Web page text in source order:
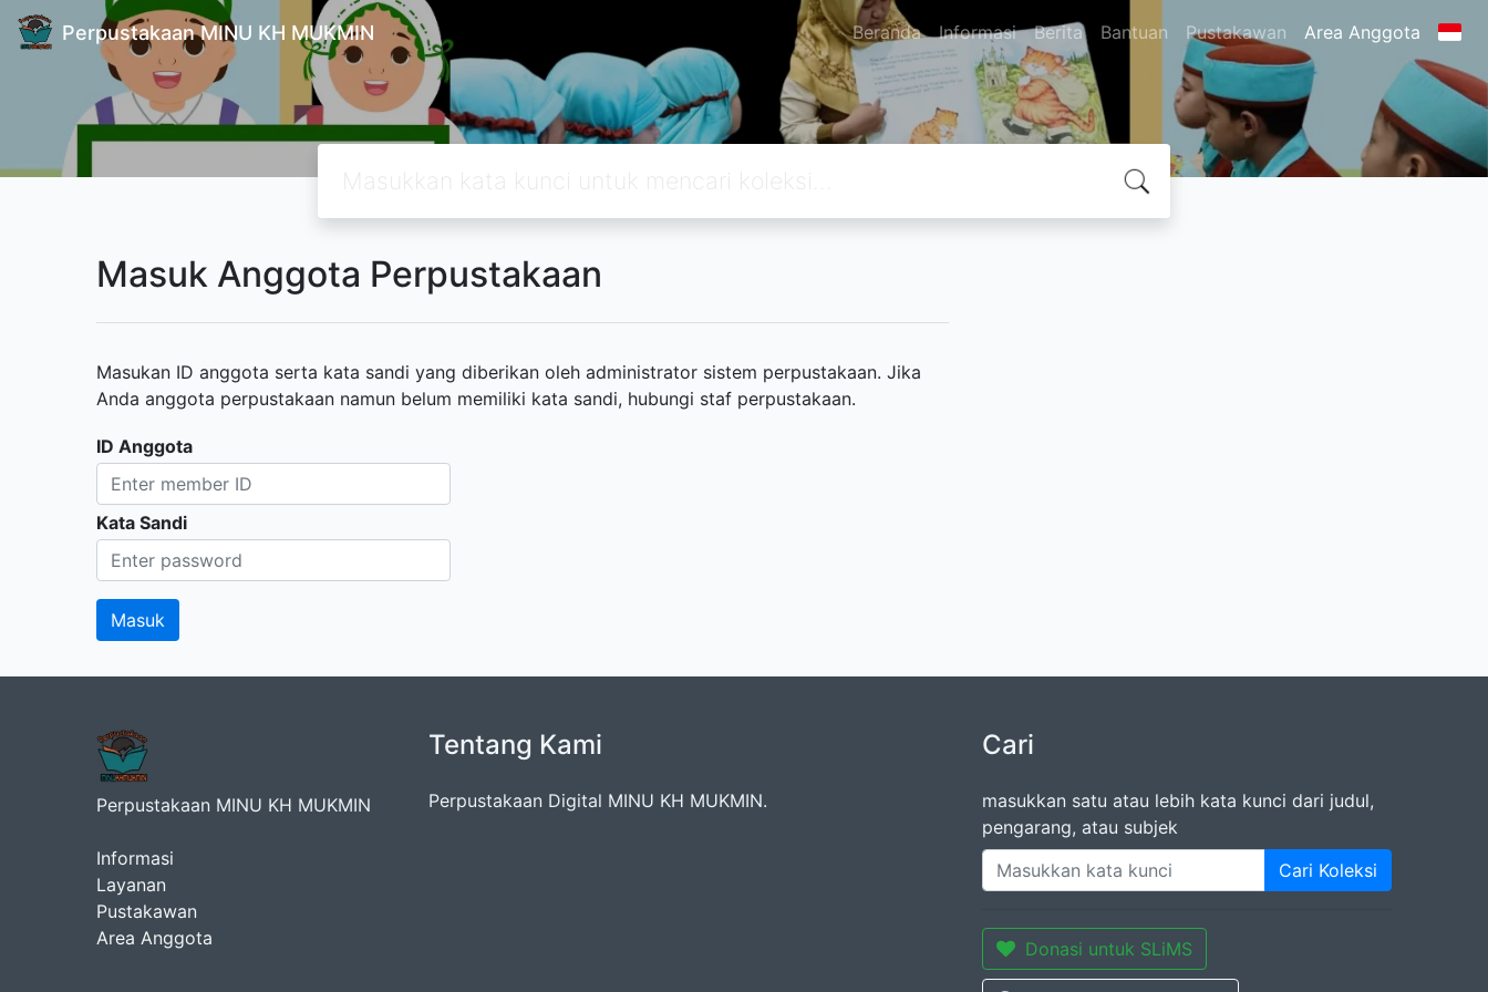
Perpustakaan MINU KH MUKMIN Beranda Informasi Berita Bantuan Pustakawan Area Anggota
Masuk Anggota Perpustakaan
Masukan ID anggota serta kata sandi yang diberikan oleh administrator sistem perpustakaan. Jika
Anda anggota perpustakaan namun belum memiliki kata sandi, hubungi staf perpustakaan.
ID Anggota
Kata Sandi
Perpustakaan MINU KH MUKMIN
Informasi
Layanan
Pustakawan
Area Anggota
Tentang Kami
Perpustakaan Digital MINU KH MUKMIN.
Cari
masukkan satu atau lebih kata kunci dari judul,
pengarang, atau subjek
Cari Koleksi
Donasi untuk SLiMS